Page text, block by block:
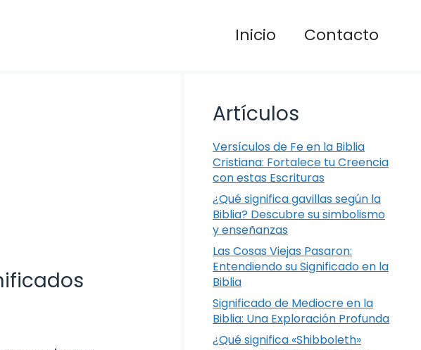
Inicio Contacto
Artículos
Versículos de Fe en la Biblia
Cristiana: Fortalece tu Creencia
con estas Escrituras
¿Qué significa gavillas según la
Biblia? Descubre su simbolismo
y enseñanzas
Las Cosas Viejas Pasaron:
Entendiendo su Significado en la
Biblia
Significado de Mediocre en la
Biblia: Una Exploración Profunda
¿Qué significa «Shibboleth»